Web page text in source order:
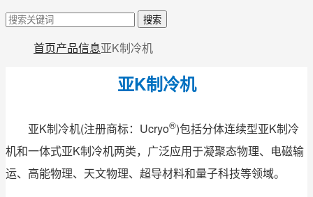
搜索
首页产品信息亚K制冷机
亚K制冷机
亚K制冷机(注册商标：Ucryo®)包括分体连续型亚K制冷
机和一体式亚K制冷机两类，广泛应用于凝聚态物理、电磁输
运、高能物理、天文物理、超导材料和量子科技等领域。